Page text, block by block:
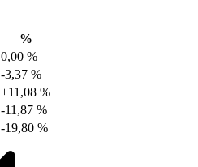
%
0,00 %
-3,37 %
+11,08 %
-11,87 %
-19,80 %